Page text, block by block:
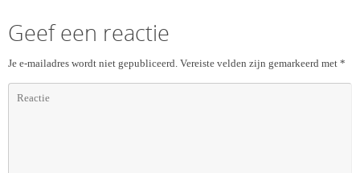
Geef een reactie
Je e-mailadres wordt niet gepubliceerd. Vereiste velden zijn gemarkeerd met *